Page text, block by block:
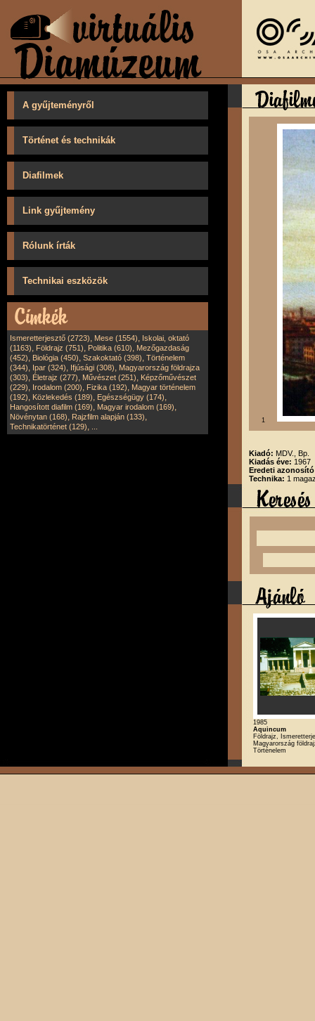
A gyűjteményről
Történet és technikák
Diafilmek
Link gyűjtemény
Rólunk írták
Technikai eszközök
Ismeretterjesztő (2723), Mese (1554), Iskolai, oktató
(1163), Földrajz (751), Politika (610), Mezőgazdaság
(452), Biológia (450), Szakoktató (398), Történelem
(344), Ipar (324), Ifjúsági (308), Magyarország földrajza
(303), Életrajz (277), Művészet (251), Képzőművészet
(229), Irodalom (200), Fizika (192), Magyar történelem
(192), Közlekedés (189), Egészségügy (174),
Hangosított diafilm (169), Magyar irodalom (169),
Növénytan (168), Rajzfilm alapján (133),
Technikatörténet (129),
1
Kiadó: MDV., Bp.
Kiadás éve: 1967
Eredeti
Technika: 1
1985
Aquincum
Földrajz,
Magyarország
Történelem